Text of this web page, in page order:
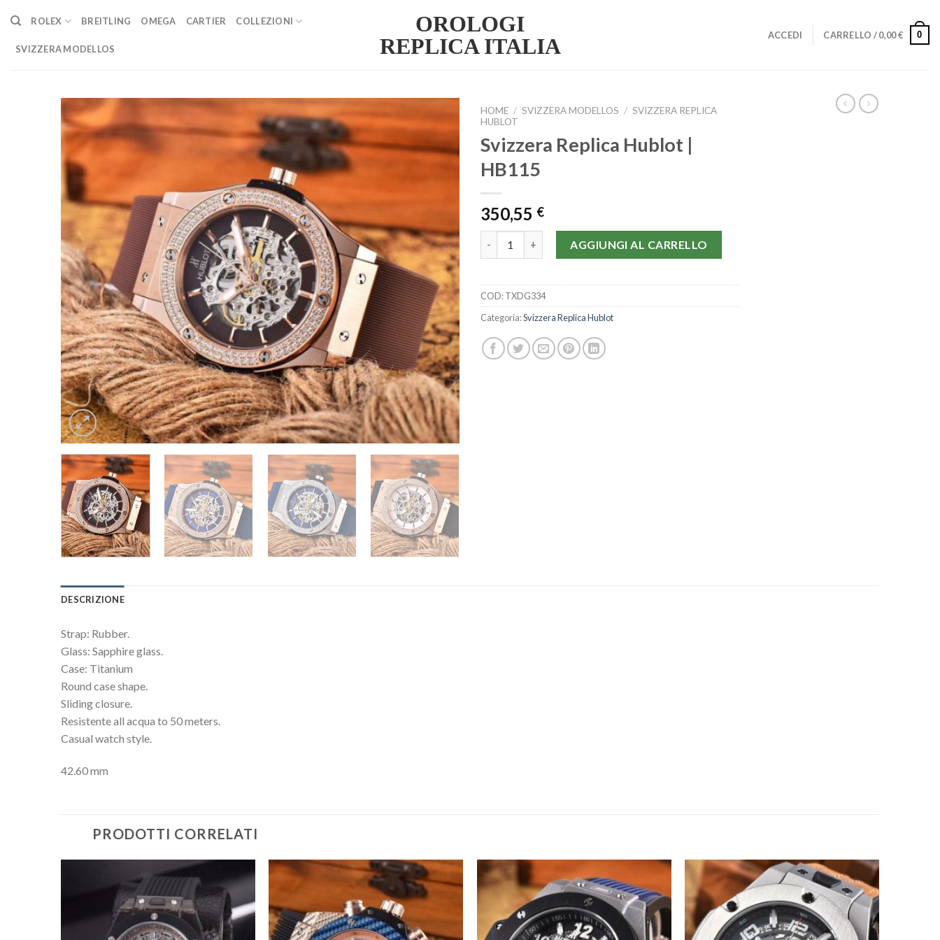
content
OROLOGI
REPLICA ITALIA
ROLEX BREITLING OMEGA CARTIER COLLEZIONI
SVIZZERA MODELLOS
ACCEDI CARRELLO /0,00€ 0
HOME / SVIZZERA MODELLOS / SVIZZERA REPLICA
HUBLOT
Svizzera Replica Hublot |
HB115
350,55 €
AGGIUNGI AL CARRELLO
COD:TXDG334
Categoria:Svizzera Replica Hublot
DESCRIZIONE
Strap: Rubber.
Glass: Sapphire glass.
Case: Titanium
Round case shape.
Sliding closure.
Resistente all acqua to 50 meters.
Casual watch style.
42.60 mm
PRODOTTI CORRELATI